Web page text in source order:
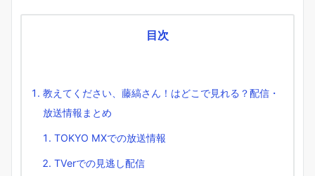
目次
教えてください、藤縞さん！はどこで見れる？配信・
放送情報まとめ
TOKYO MXでの放送情報
TVerでの見逃し配信